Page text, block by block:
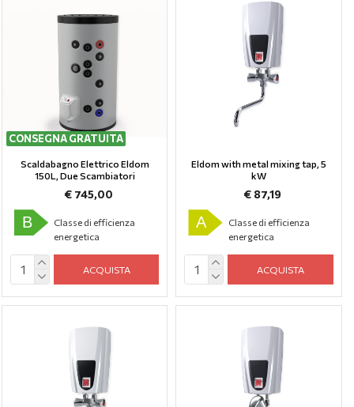
CONSEGNA GRATUITA
Scaldabagno Elettrico Eldom
150L, Due Scambiatori
€ 745,00
B
Classe di efficienza
energetica
ACQUISTA
Eldom with metal mixing tap, 5
kW
€ 87,19
A
Classe di efficienza
energetica
ACQUISTA